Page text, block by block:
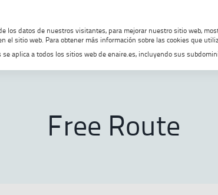
Home
Free Route
los datos de nuestros visitantes, para mejorar nuestro sitio web,
el sitio web. Para obtener más información sobre las cookies que
aplica a todos los sitios web de enaire.es, incluyendo sus